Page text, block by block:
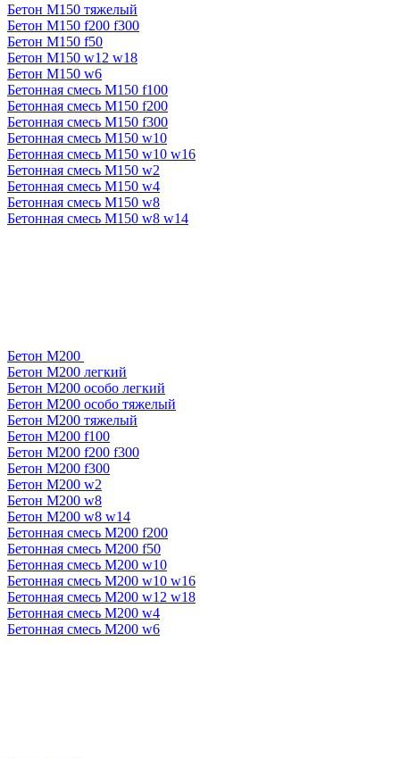
Бетон М150 тяжелый
Бетон М150 f200 f300
Бетон М150 f50
Бетон М150 w12 w18
Бетон М150 w6
Бетонная смесь М150 f100
Бетонная смесь М150 f200
Бетонная смесь М150 f300
Бетонная смесь М150 w10
Бетонная смесь М150 w10 w16
Бетонная смесь М150 w2
Бетонная смесь М150 w4
Бетонная смесь М150 w8
Бетонная смесь М150 w8 w14
Бетон М200
Бетон М200 легкий
Бетон М200 особо легкий
Бетон М200 особо тяжелый
Бетон М200 тяжелый
Бетон М200 f100
Бетон М200 f200 f300
Бетон М200 f300
Бетон М200 w2
Бетон М200 w8
Бетон М200 w8 w14
Бетонная смесь М200 f200
Бетонная смесь М200 f50
Бетонная смесь М200 w10
Бетонная смесь М200 w10 w16
Бетонная смесь М200 w12 w18
Бетонная смесь М200 w4
Бетонная смесь М200 w6